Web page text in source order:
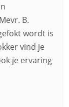
B.
wordt is
vind je
je ervaring